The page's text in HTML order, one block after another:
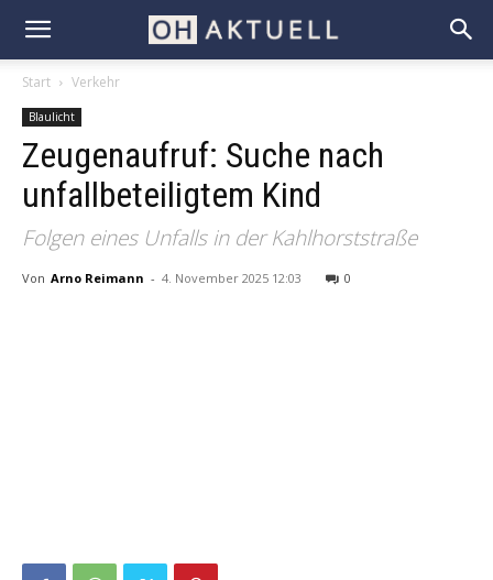
Start Verkehr
Blaulicht
Zeugenaufruf: Suche nach
unfallbeteiligtem Kind
Folgen eines Unfalls in der Kahlhorststraße
Von Arno Reimann - 4. November 2025 12:03 0